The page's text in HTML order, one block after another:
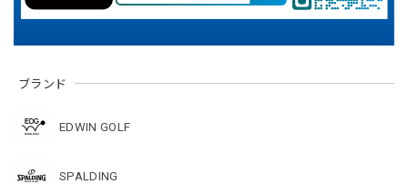
ブランド
EDWIN GOLF
SPALDING